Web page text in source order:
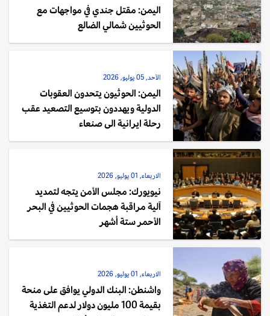
اليمن: مقتل جندي في مواجهات مع
الحوثيين شمالي الضالع
الأحد, 05 يوليو, 2026
اليمن: الحوثيون يتحدون العقوبات
الدولية ويهددون بتوسيع التصعيد عقب
رحلة ايرانية الى صنعاء
الاربعاء, 01 يوليو, 2026
نيويورك: مجلس الأمن يتجه لتمديد
آلية مراقبة هجمات الحوثيين في البحر
الأحمر ستة أشهر
الاربعاء, 01 يوليو, 2026
واشنطن: البنك الدولي يوافق على منحة
بقيمة 100 مليون دولار لدعم التغذية